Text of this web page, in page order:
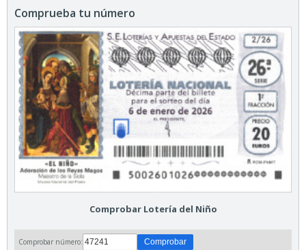
Comprueba tu número
Comprobar Lotería del Niño
Comprobar número: